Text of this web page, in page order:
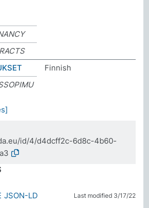
Finnish
id/4/d4dcff2c-6d8c-4b60-
JSON-LD Last modified 3/17/22